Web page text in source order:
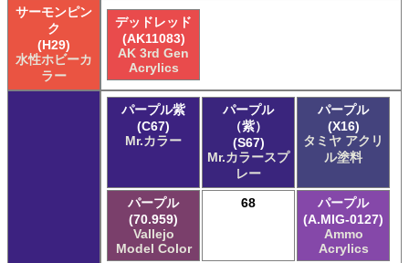
サーモンピン
ク
(H29)
水性ホビーカ
ラー
デッドレッド
(AK11083)
AK 3rd Gen
Acrylics
パープル紫
(C67)
Mr.カラー
パープル
（紫）
(S67)
Mr.カラースプ
レー
パープル
(X16)
タミヤ アクリ
ル塗料
パープル
(70.959)
Vallejo
Model Color
68
パープル
(A.MIG-0127)
Ammo
Acrylics